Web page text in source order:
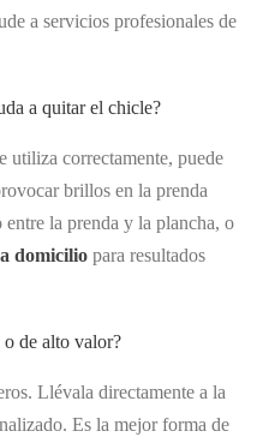
a servicios profesionales de
a quitar el chicle?
utiliza correctamente, puede
brillos en la prenda
la prenda y la plancha, o
domicilio para resultados
o de alto valor?
Llévala directamente a la
Es la mejor forma de